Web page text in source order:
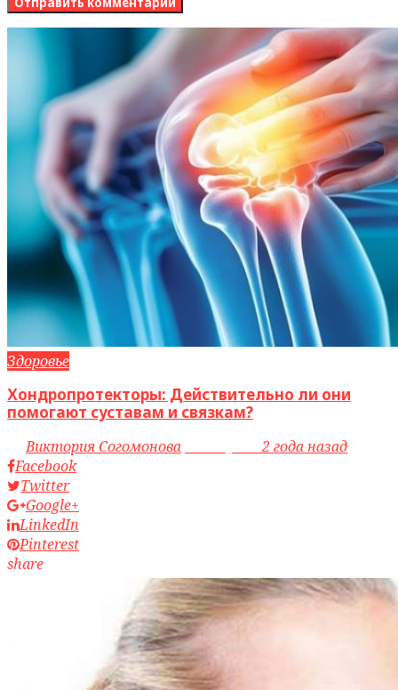
Здоровье
Хондропротекторы: Действительно ли они
помогают суставам и связкам?
byВиктория Согомонова access_time2 года назад
Facebook
Twitter
Google+
LinkedIn
Pinterest
share